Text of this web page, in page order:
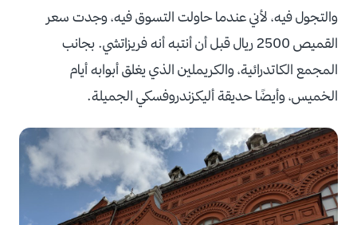
والتجول فيه، لأني عندما حاولت التسوق فيه، وجدت سعر
القميص 2500 ريال قبل أن أنتبه أنه فريزاتشي. بجانب
المجمع الكاتدرائية، والكريملين الذي يغلق أبوابه أيام
الخميس، وأيضًا حديقة أليكزندروفسكي الجميلة.